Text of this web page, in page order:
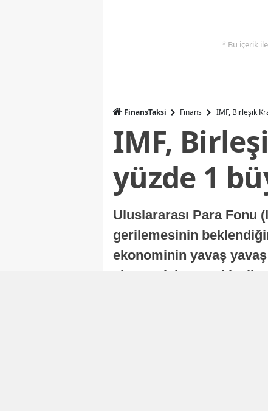
* Bu içerik
FinansTaksi Finans IMF, Birleşik
IMF,
yüzde 1
Uluslararası Para Fonu
gerilemesinin
ekonominin yavaş
ekonomisi, sonraki